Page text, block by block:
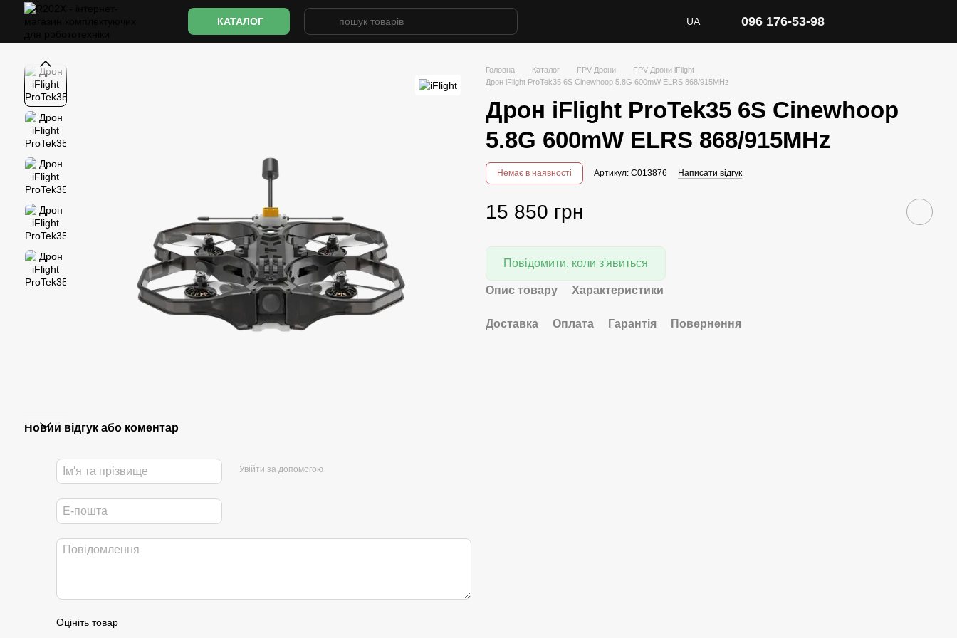
Перейти до основного контенту
КАТАЛОГ
UA 096 176-53-98
Новий відгук або коментар
Увійти за допомогою
Оцініть товар
Головна Каталог FPV Дрони
FPV Дрони iFlight
Дрон iFlight ProTek35 6S Cinewhoop 5.8G 600mW ELRS 868/915MHz
Дрон iFlight ProTek35 6S Cinewhoop
5.8G 600mW ELRS 868/915MHz
Немає в наявності Артикул: C013876 Написати відгук
15 850 грн
Повідомити, коли з'явиться
Опис товару Характеристики
Доставка Оплата Гарантія Повернення